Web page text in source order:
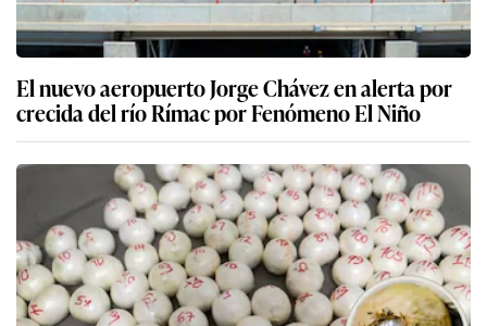
El nuevo aeropuerto Jorge Chávez en alerta por
crecida del río Rímac por Fenómeno El Niño